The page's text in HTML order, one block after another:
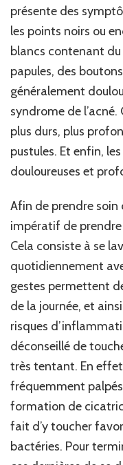
présente des
les points noirs ou
blancs contenant du
papules, des
généralement
syndrome de
plus durs, plus
pustules. Et enfin,
douloureuses et
Afin de prendre soin
impératif de
Cela consiste à se
quotidiennement
gestes permettent
de la journée, et
risques
déconseillé de
très tentant. En
fréquemment
formation de
fait d’y toucher
bactéries. Pour